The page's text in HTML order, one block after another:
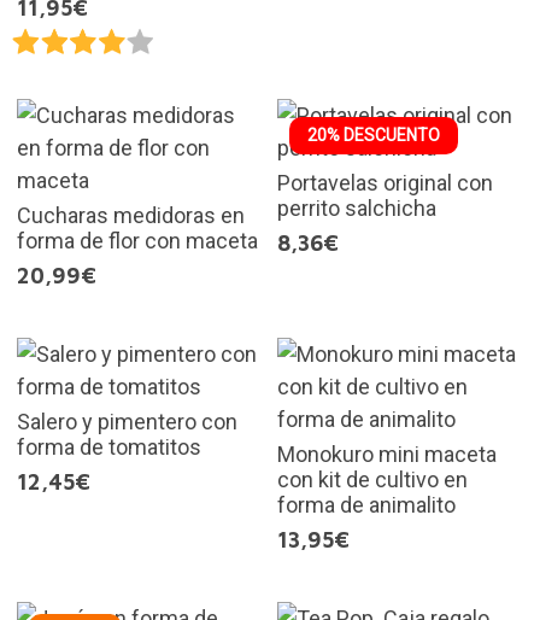
11,95€
Cucharas medidoras en
forma de flor con maceta
20,99€
20% DESCUENTO
Portavelas original con
perrito salchicha
8,36€
Salero y pimentero con
forma de tomatitos
12,45€
Monokuro mini maceta
con kit de cultivo en
forma de animalito
13,95€